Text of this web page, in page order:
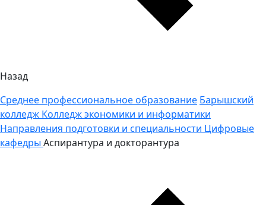
Назад
Среднее профессиональное образование Барышский
колледж Колледж экономики и информатики
Направления подготовки и специальности Цифровые
кафедры Аспирантура и докторантура